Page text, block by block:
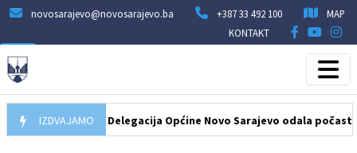
novosarajevo@novosarajevo.ba +387 33 492 100
MAP
KONTAKT
IZDVAJAMO
07.08.2026 Delegacija Općine Novo Sarajevo odala počast